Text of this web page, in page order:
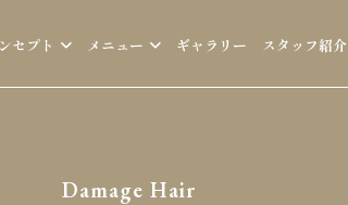
セプト メニュー ギャラリー スタッフ紹介
Damage Hair